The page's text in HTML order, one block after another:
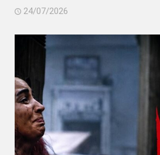
24/07/2026